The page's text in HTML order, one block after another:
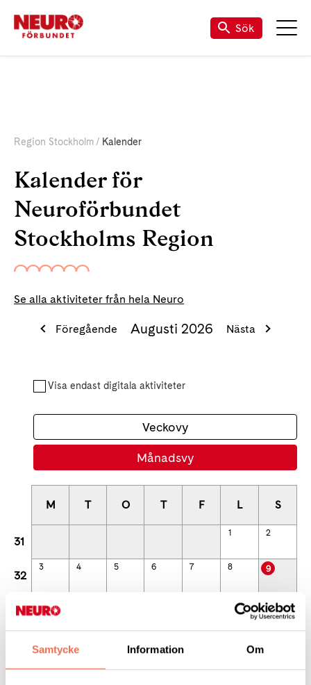
Samtycke Information Om
Sök
Region Stockholm Kalender
Kalender för
Neuroförbundet
Stockholms Region
Se alla aktiviteter från hela Neuro
Föregående Augusti 2026 Nästa
Visa endast digitala aktiviteter
Veckovy
Månadsvy
M T O T F L S
31
1 2
32
3 4 5 6 7 8 9
33
16
24 25 26 27 28 29 30